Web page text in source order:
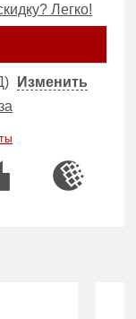
Легко!
Изменить